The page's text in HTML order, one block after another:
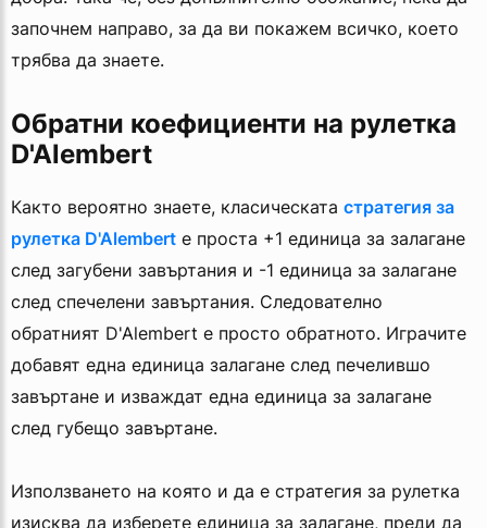
започнем направо, за да ви покажем всичко, което
трябва да знаете.
Обратни коефициенти на рулетка
D'Alembert
Както вероятно знаете, класическата стратегия за
рулетка D'Alembert е проста +1 единица за залагане
след загубени завъртания и -1 единица за залагане
след спечелени завъртания. Следователно
обратният D'Alembert е просто обратното. Играчите
добавят една единица залагане след печелившо
завъртане и изваждат една единица за залагане
след губещо завъртане.
Използването на която и да е стратегия за рулетка
изисква да изберете единица за залагане, преди да